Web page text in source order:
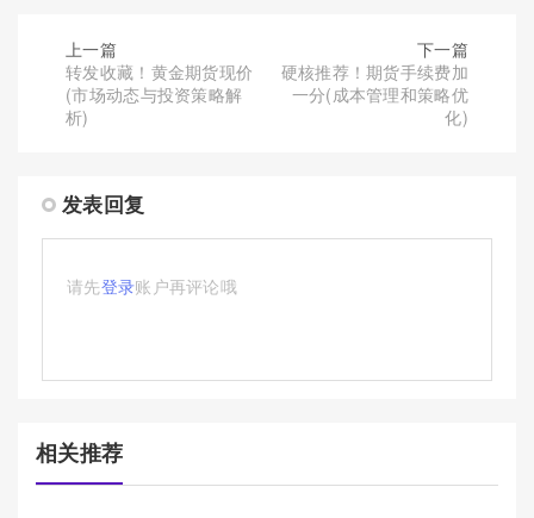
上一篇
转发收藏！黄金期货现价
(市场动态与投资策略解
析)
下一篇
硬核推荐！期货手续费加
一分(成本管理和策略优
化)
发表回复
请先登录账户再评论哦
相关推荐